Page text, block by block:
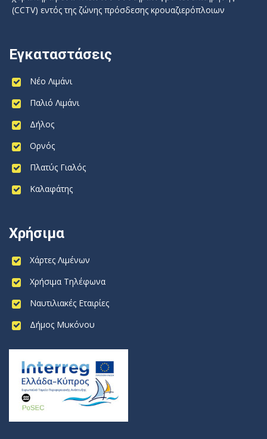
(CCTV) εντός της ζώνης πρόσδεσης κρουαζιερόπλοιων
Εγκαταστάσεις
Νέο Λιμάνι
Παλιό Λιμάνι
Δήλος
Ορνός
Πλατύς Γιαλός
Καλαφάτης
Χρήσιμα
Χάρτες Λιμένων
Χρήσιμα Τηλέφωνα
Ναυτιλιακές Εταιρίες
Δήμος Μυκόνου